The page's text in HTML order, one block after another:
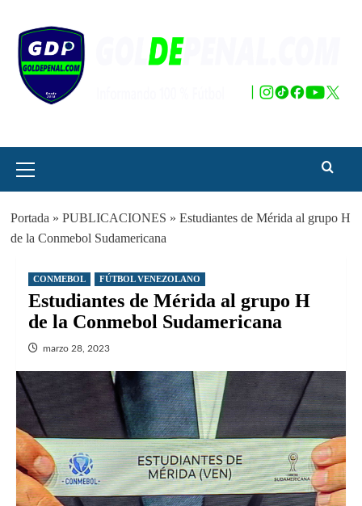
contenido
principal
Portada » PUBLICACIONES » Estudiantes de Mérida al grupo H
de la Conmebol Sudamericana
CONMEBOL FÚTBOL VENEZOLANO
Estudiantes de Mérida al grupo H
de la Conmebol Sudamericana
marzo 28, 2023